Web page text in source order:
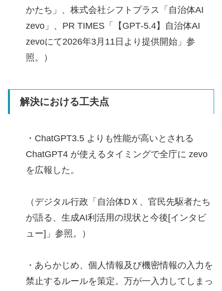
かたち」、株式会社シフトプラス「自治体AI
zevo」、PR TIMES「【GPT‑5.4】自治体AI
zevoにて2026年3月11日より提供開始」参
照。）
解決における工夫点
・ChatGPT3.5 よりも性能が高いとされる
ChatGPT4 が使えるタイミングで全庁に zevo
を広報した。
（デジタル行政「自治体DＸ、官民先駆者たち
が語る、生成AI利活用の現状と今後[インタビ
ュー]」参照。）
・あらかじめ、個人情報及び機密情報の入力を
禁止するルールを策定。万が一入力してしまっ